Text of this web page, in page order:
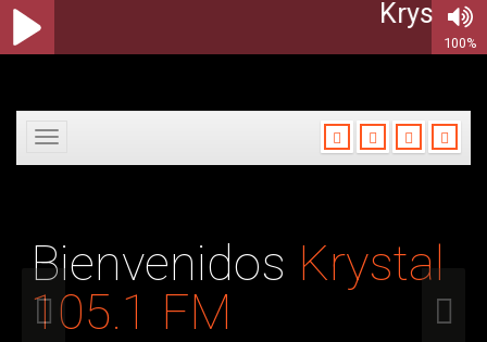
Krystal
100%
Toggle
Bienvenidos Krystal
105.1 FM